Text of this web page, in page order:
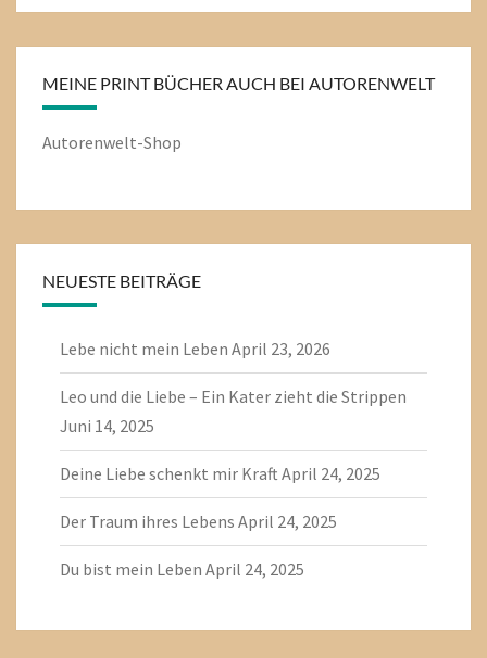
MEINE PRINT BÜCHER AUCH BEI AUTORENWELT
Autorenwelt-Shop
NEUESTE BEITRÄGE
Lebe nicht mein Leben April 23, 2026
Leo und die Liebe – Ein Kater zieht die Strippen
Juni 14, 2025
Deine Liebe schenkt mir KraftApril 24, 2025
Der Traum ihres Lebens April 24, 2025
Du bist mein Leben April 24, 2025